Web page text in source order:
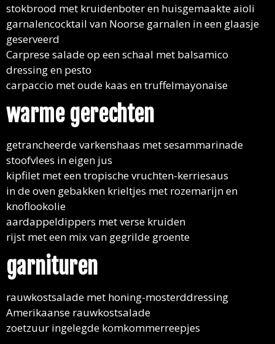
stokbrood met kruidenboter en huisgemaakte aioli
garnalencocktail van Noorse garnalen in een glaasje
geserveerd
Carprese salade op een schaal met balsamico
dressing en pesto
carpaccio met oude kaas en truffelmayonaise
warme gerechten
getrancheerde varkenshaas met sesammarinade
stoofvlees in eigen jus
kipfilet met een tropische vruchten-kerriesaus
in de oven gebakken krieltjes met rozemarijn en
knoflookolie
aardappeldippers met verse kruiden
rijst met een mix van gegrilde groente
garnituren
rauwkostsalade met honing-mosterddressing
Amerikaanse rauwkostsalade
zoetzuur ingelegde komkommerreepjes